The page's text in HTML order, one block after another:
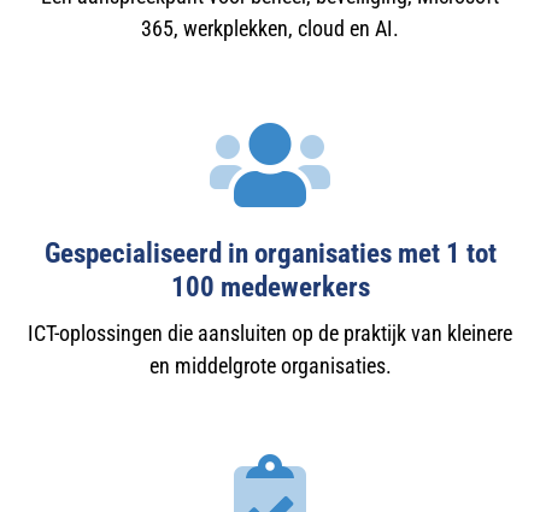
365, werkplekken, cloud en AI.
Gespecialiseerd in organisaties met 1 tot
100 medewerkers
ICT-oplossingen die aansluiten op de praktijk van kleinere
en middelgrote organisaties.